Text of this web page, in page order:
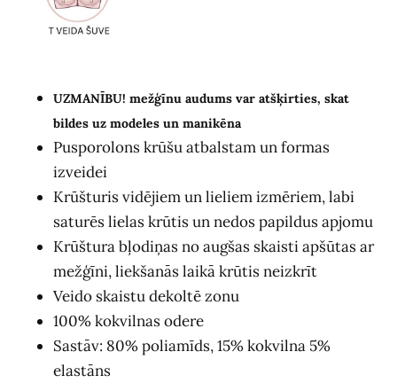
UZMANĪBU! mežģīnu audums var atšķirties, skat
bildes uz modeles un manikēna
Pusporolons krūšu atbalstam un formas
izveidei
Krūšturis vidējiem un lieliem izmēriem, labi
saturēs lielas krūtis un nedos papildus apjomu
Krūštura bļodiņas no augšas skaisti apšūtas ar
mežģīni, liekšanās laikā krūtis neizkrīt
Veido skaistu dekoltē zonu
100% kokvilnas odere
Sastāv: 80% poliamīds, 15% kokvilna 5%
elastāns